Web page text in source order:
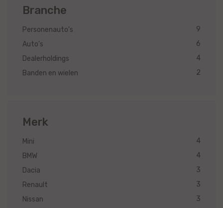
Branche
Personenauto's
9
Auto's
6
Dealerholdings
4
Banden en wielen
2
Merk
Mini
4
BMW
4
Dacia
3
Renault
3
Nissan
3